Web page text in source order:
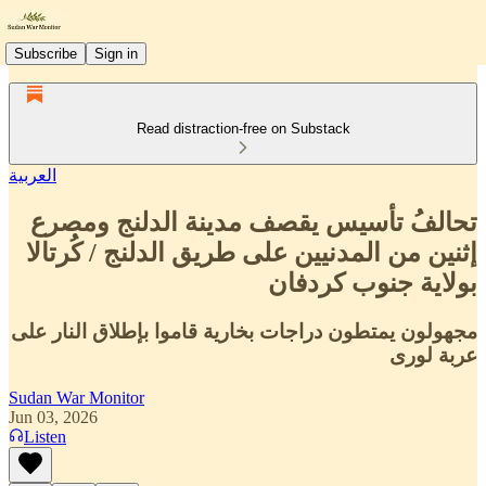
Subscribe Sign in
Read distraction-free on Substack
العربية
تحالفُ تأسيس يقصف مدينة الدلنج ومصرع
إثنين من المدنيين على طريق الدلنج / كُرتالا
بولاية جنوب كردفان
مجهولون يمتطون دراجات بخارية قاموا بإطلاق النار على
عربة لورى
Sudan War Monitor
Jun 03, 2026
Listen